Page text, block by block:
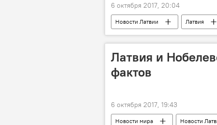
6 октября 2017, 20:04
Новости Латвии Латвия
Центр по делам демографии
Латвия и
фактов
6 октября 2017, 19:43
Новости мира Новости